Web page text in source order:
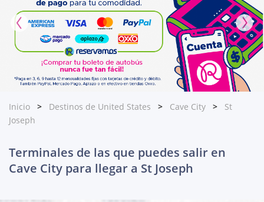
Inicio Destinos de United States Cave City
St
Joseph
Terminales de las que puedes salir en
Cave City para llegar a St Joseph